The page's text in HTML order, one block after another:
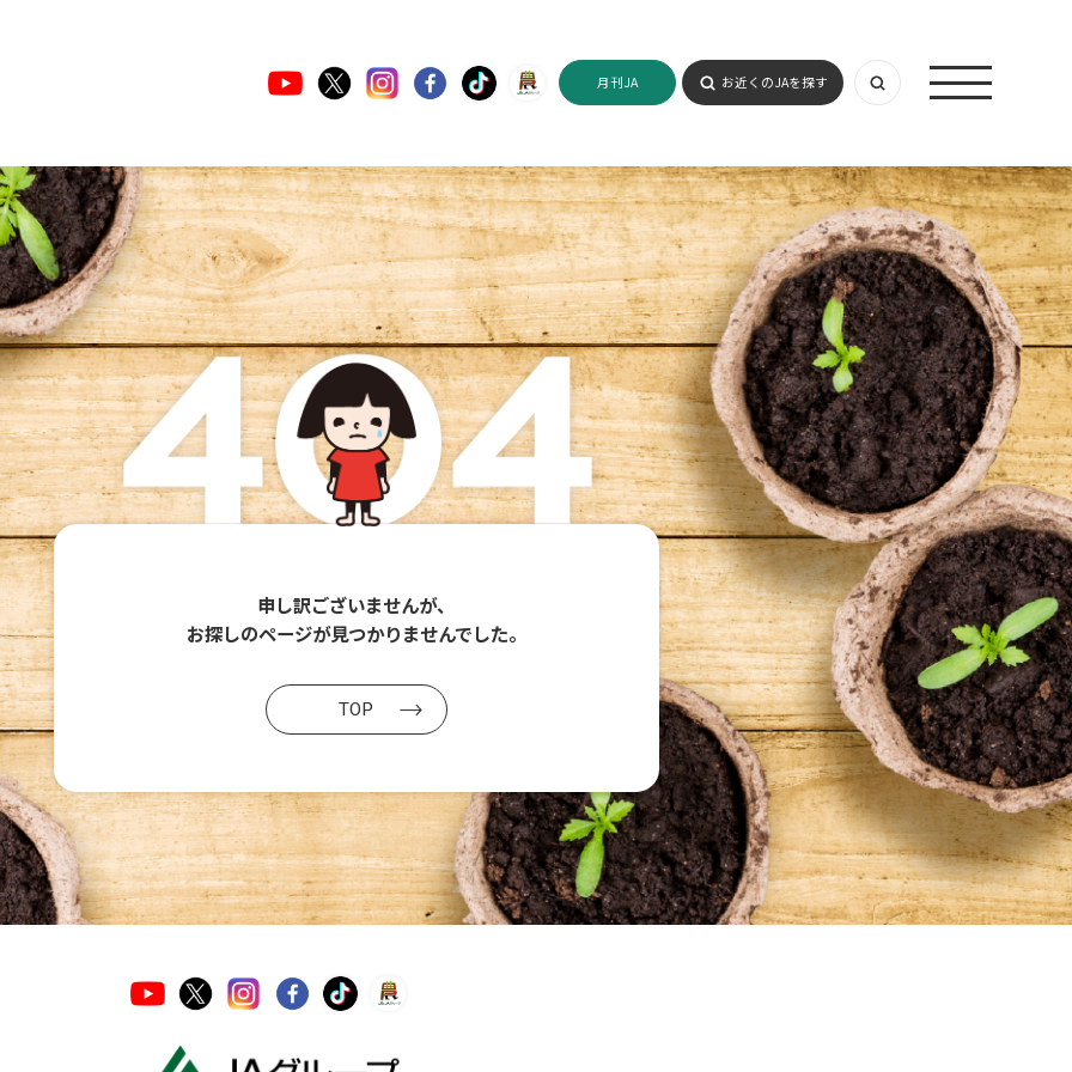
月刊JA お近くのJAを探す
申し訳ございませんが、
お探しのページが見つかりませんでした。
TOP